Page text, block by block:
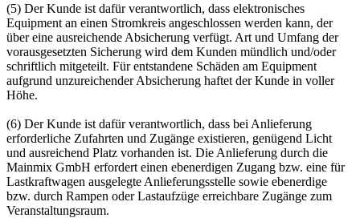
(5) Der Kunde ist dafür verantwortlich, dass elektronisches
Equipment an einen Stromkreis angeschlossen werden kann, der
über eine ausreichende Absicherung verfügt. Art und Umfang der
vorausgesetzten Sicherung wird dem Kunden mündlich und/oder
schriftlich mitgeteilt. Für entstandene Schäden am Equipment
aufgrund unzureichender Absicherung haftet der Kunde in voller
Höhe.
(6) Der Kunde ist dafür verantwortlich, dass bei Anlieferung
erforderliche Zufahrten und Zugänge existieren, genügend Licht
und ausreichend Platz vorhanden ist. Die Anlieferung durch die
Mainmix GmbH erfordert einen ebenerdigen Zugang bzw. eine für
Lastkraftwagen ausgelegte Anlieferungsstelle sowie ebenerdige
bzw. durch Rampen oder Lastaufzüge erreichbare Zugänge zum
Veranstaltungsraum.